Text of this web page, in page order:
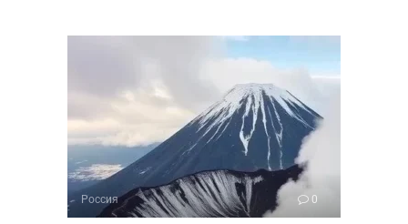
Россия 0